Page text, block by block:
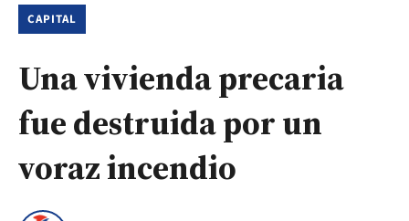
CAPITAL
Una vivienda precaria
fue destruida por un
voraz incendio